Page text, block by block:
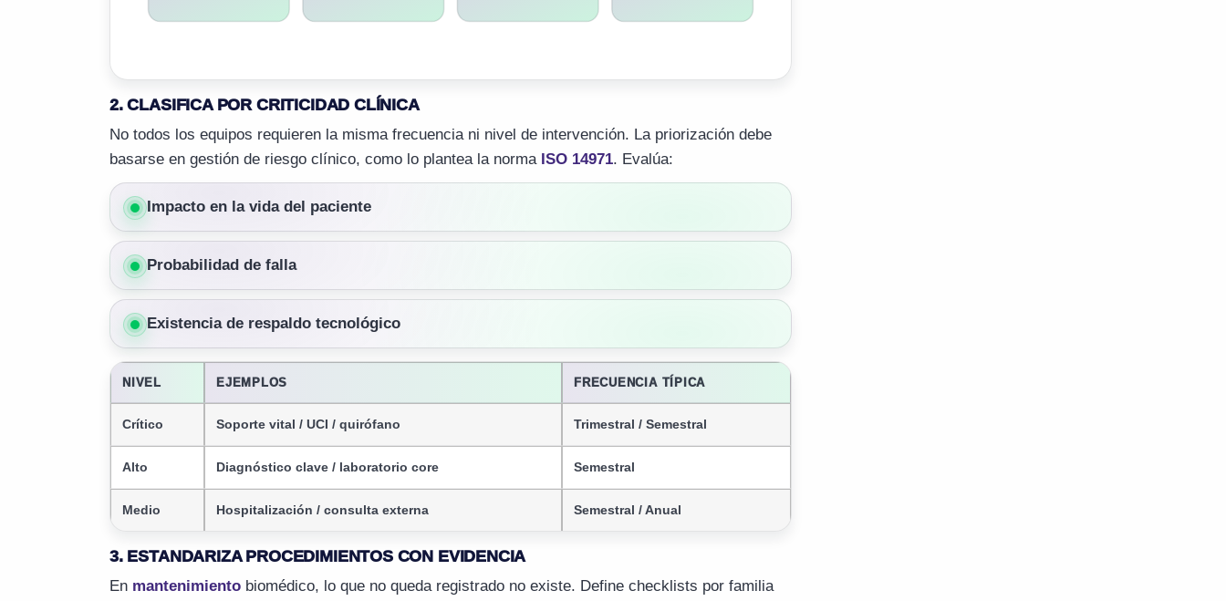
2. CLASIFICA POR CRITICIDAD CLÍNICA
No todos los equipos requieren la misma frecuencia ni nivel de intervención. La priorización debe
basarse en gestión de riesgo clínico, como lo plantea la norma ISO 14971. Evalúa:
Impacto en la vida del paciente
Probabilidad de falla
Existencia de respaldo tecnológico
NIVEL EJEMPLOS FRECUENCIA TÍPICA
Crítico Soporte vital / UCI / quirófano Trimestral / Semestral
Alto Diagnóstico clave / laboratorio core Semestral
Medio Hospitalización / consulta externa Semestral / Anual
3. ESTANDARIZA PROCEDIMIENTOS CON EVIDENCIA
En mantenimiento biomédico, lo que no queda registrado no existe. Define checklists por familia